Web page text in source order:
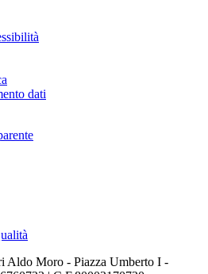
dati
Aldo Moro - Piazza Umberto I -